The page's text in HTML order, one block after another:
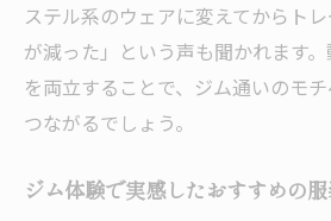
ステル系のウェアに変えてからト
が減った」という声も聞かれます
を両立することで、ジム通いのモ
つながるでしょう。
ジム体験で実感したおすすめの